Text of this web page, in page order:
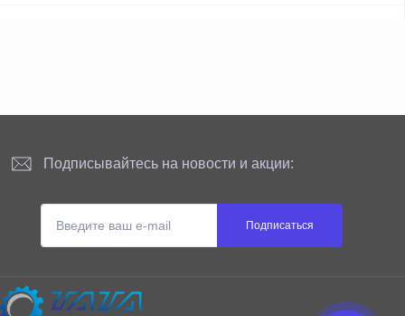
Подписывайтесь на новости и акции:
Подписаться